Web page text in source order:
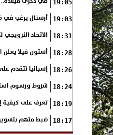
19:05
19:03 أرسنال يرغب في
18:31 الاتحاد
18:28 أستون فيلا
18:26 إسبانيا تتقدم على مصر 13-12 في الشوط الأول.. وناشئات الفراعنة يواصلن
18:24 شروط ورسوم
18:19 تعرف على كيفية
18:17 ضبط متهم بتسويق